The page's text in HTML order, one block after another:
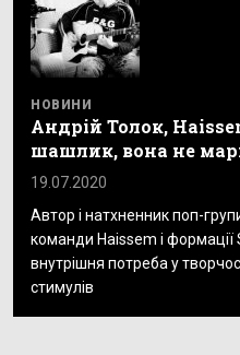
НОВИНИ
Андрій Толок,
шашлик, вона не
19.07.2020
Автор і натхненник поп-
команди Haissem і
внутрішня потреба у
стимулів